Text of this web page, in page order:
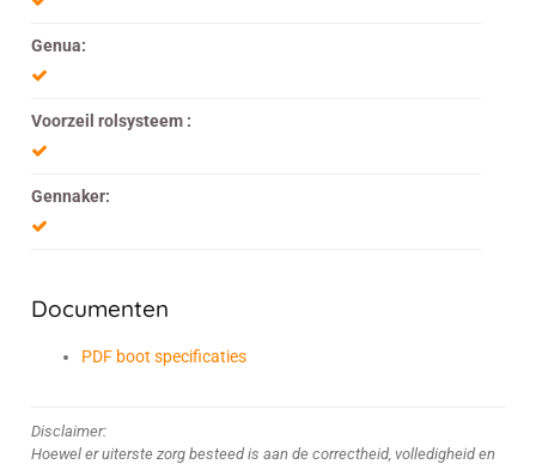
Genua:
Voorzeil rolsysteem :
Gennaker:
Documenten
PDF boot specificaties
Disclaimer:
Hoewel er uiterste zorg besteed is aan de correctheid, volledigheid en